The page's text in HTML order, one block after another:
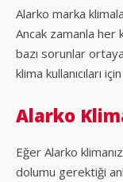
Alarko marka
Ancak zamanla her
bazı sorunlar
klima kullanıcıları
Alarko
Eğer Alarko
dolumu gerektiği